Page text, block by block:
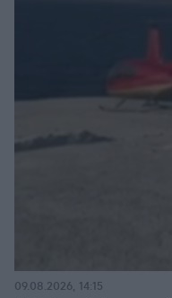
09.08.2026, 14:15